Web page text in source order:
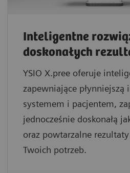
Inteligentne
doskonałych
YSIO X.pree oferuje
zapewniające płynniejszą
systemem i pacjentem,
jednocześnie doskonałą
oraz powtarzalne
Twoich potrzeb.